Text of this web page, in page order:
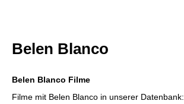
Belen Blanco
Belen Blanco Filme
Filme mit Belen Blanco in unserer Datenbank: